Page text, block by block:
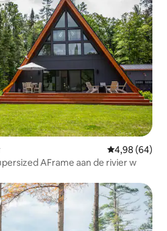
Gemiddelde
4,98 (64)
AFrame aan de rivier w